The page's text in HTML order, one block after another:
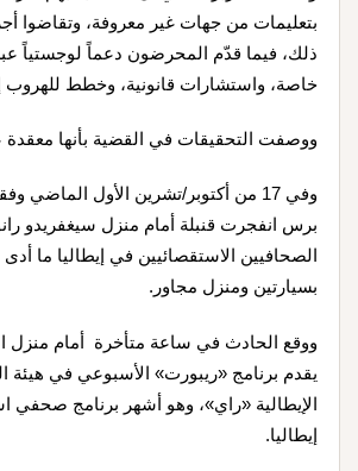
بتعليمات من جهات غير معروفة، وتقاضوا
ذلك، فيما قدّم المحرضون دعماً لوجستياً
خاصة، واستشارات قانونية، وخطط للهروب
ووصفت التحقيقات في القضية بأنها معقدة
وفي 17 من أكتوبر/تشرين الأول الماضي
برس انفجرت قنبلة أمام منزل سيغفريدو
الصحافيين الاستقصائيين في إيطاليا ما أدى
بسيارتين ومنزل مجاور.
ووقع الحادث في ساعة متأخرة أمام منزل
يقدم برنامج «ريبورت» الأسبوعي في هيئة
الإيطالية «راي»، وهو أشهر برنامج
إيطاليا.